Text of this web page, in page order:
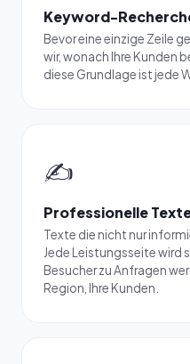
Keyword-
Bevor eine einzige Zeile
wir, wonach Ihre Kunden
diese Grundlage ist jede
✍️
Professionelle
Texte die nicht nur
Jede Leistungsseite wird
Besucher zu Anfragen
Region, Ihre Kunden.